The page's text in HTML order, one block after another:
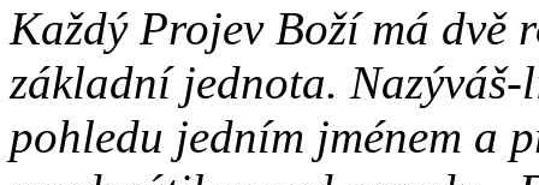
Každý Projev Boží má dvě
základní jednota.
pohledu jedním jménem a